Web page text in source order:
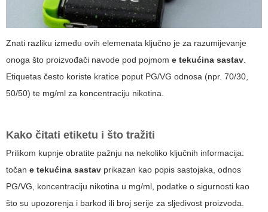
Znati razliku između ovih elemenata ključno je za razumijevanje
onoga što proizvođači navode pod pojmom e tekućina sastav​
Etiquetas često koriste kratice poput PG/VG odnosa (npr. 70/30,
50/50) te mg/ml za koncentraciju nikotina.
Kako čitati etiketu i što tražiti
Prilikom kupnje obratite pažnju na nekoliko ključnih informacija:
točan e tekućina sastav​ prikazan kao popis sastojaka, odnos
PG/VG, koncentraciju nikotina u mg/ml, podatke o sigurnosti kao
što su upozorenja i barkod ili broj serije za sljedivost proizvoda.